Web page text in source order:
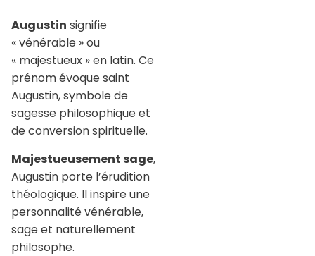
Augustin signifie
« vénérable » ou
« majestueux » en latin. Ce
prénom évoque saint
Augustin, symbole de
sagesse philosophique et
de conversion spirituelle.
Majestueusement sage,
Augustin porte l’érudition
théologique. Il inspire une
personnalité vénérable,
sage et naturellement
philosophe.